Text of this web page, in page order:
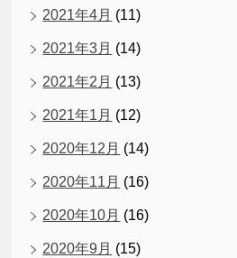
2021年4月 (11)
2021年3月 (14)
2021年2月 (13)
2021年1月 (12)
2020年12月 (14)
2020年11月 (16)
2020年10月 (16)
2020年9月 (15)